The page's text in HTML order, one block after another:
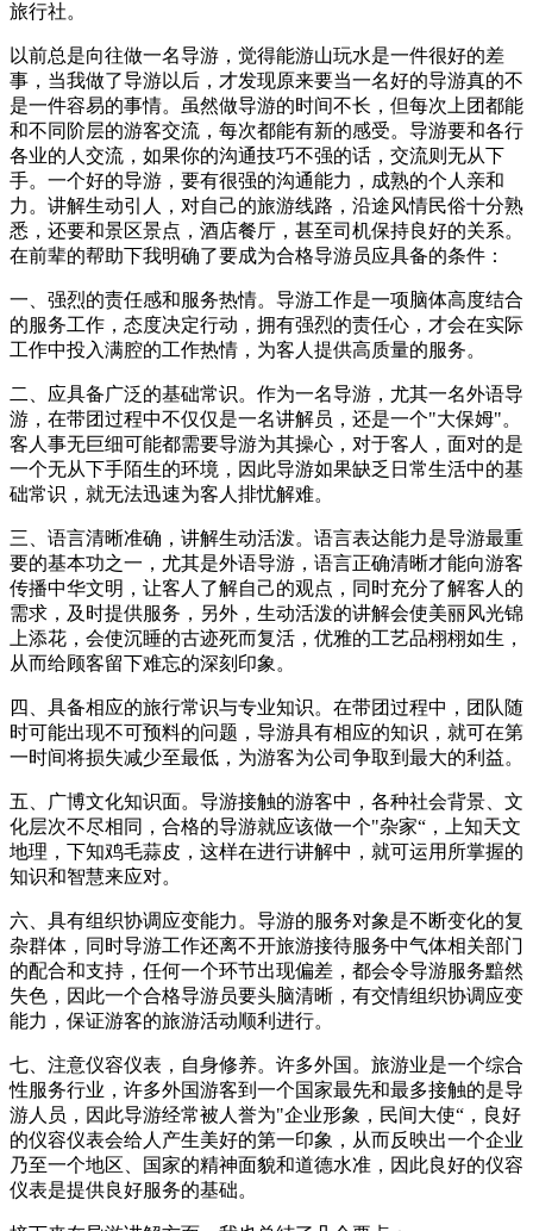
旅行社。
以前总是向往做一名导游，觉得能游山玩水是一件很好的差
事，当我做了导游以后，才发现原来要当一名好的导游真的不
是一件容易的事情。虽然做导游的时间不长，但每次上团都能
和不同阶层的游客交流，每次都能有新的感受。导游要和各行
各业的人交流，如果你的沟通技巧不强的话，交流则无从下
手。一个好的导游，要有很强的沟通能力，成熟的个人亲和
力。讲解生动引人，对自己的旅游线路，沿途风情民俗十分熟
悉，还要和景区景点，酒店餐厅，甚至司机保持良好的关系。
在前辈的帮助下我明确了要成为合格导游员应具备的条件：
一、强烈的责任感和服务热情。导游工作是一项脑体高度结合
的服务工作，态度决定行动，拥有强烈的责任心，才会在实际
工作中投入满腔的工作热情，为客人提供高质量的服务。
二、应具备广泛的基础常识。作为一名导游，尤其一名外语导
游，在带团过程中不仅仅是一名讲解员，还是一个"大保姆"。
客人事无巨细可能都需要导游为其操心，对于客人，面对的是
一个无从下手陌生的环境，因此导游如果缺乏日常生活中的基
础常识，就无法迅速为客人排忧解难。
三、语言清晰准确，讲解生动活泼。语言表达能力是导游最重
要的基本功之一，尤其是外语导游，语言正确清晰才能向游客
传播中华文明，让客人了解自己的观点，同时充分了解客人的
需求，及时提供服务，另外，生动活泼的讲解会使美丽风光锦
上添花，会使沉睡的古迹死而复活，优雅的工艺品栩栩如生，
从而给顾客留下难忘的深刻印象。
四、具备相应的旅行常识与专业知识。在带团过程中，团队随
时可能出现不可预料的问题，导游具有相应的知识，就可在第
一时间将损失减少至最低，为游客为公司争取到最大的利益。
五、广博文化知识面。导游接触的游客中，各种社会背景、文
化层次不尽相同，合格的导游就应该做一个"杂家“，上知天文
地理，下知鸡毛蒜皮，这样在进行讲解中，就可运用所掌握的
知识和智慧来应对。
六、具有组织协调应变能力。导游的服务对象是不断变化的复
杂群体，同时导游工作还离不开旅游接待服务中气体相关部门
的配合和支持，任何一个环节出现偏差，都会令导游服务黯然
失色，因此一个合格导游员要头脑清晰，有交情组织协调应变
能力，保证游客的旅游活动顺利进行。
七、注意仪容仪表，自身修养。许多外国。旅游业是一个综合
性服务行业，许多外国游客到一个国家最先和最多接触的是导
游人员，因此导游经常被人誉为"企业形象，民间大使“，良好
的仪容仪表会给人产生美好的第一印象，从而反映出一个企业
乃至一个地区、国家的精神面貌和道德水准，因此良好的仪容
仪表是提供良好服务的基础。